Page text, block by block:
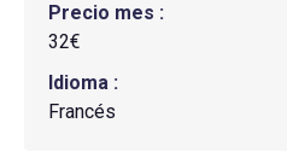
Precio mes
32€
Idioma
Francés